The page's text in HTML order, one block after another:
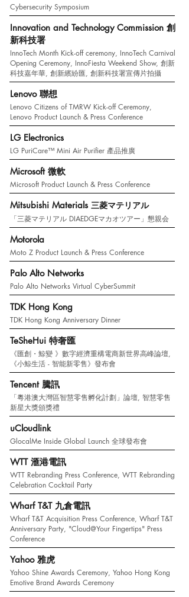
Cybersecurity Symposium
Innovation and Technology Commission 創
新科技署
InnoTech Month Kick-off ceremony, InnoTech Carnival
Opening Ceremony, InnoFiesta Weekend Show, 創新
科技嘉年華, 創新繽紛匯, 創新科技署宣傳片拍攝
Lenovo 聯想
Lenovo Citizens of TMRW Kick-off Ceremony,
Lenovo Product Launch & Press Conference
LG Electronics
LG PuriCare™ Mini Air Purifier 產品推廣
Microsoft 微軟
Microsoft Product Launch & Press Conference
Mitsubishi Materials 三菱マテリアル
「三菱マテリアル DIAEDGEマカオツアー」懇親会
Motorola
Moto Z Product Launch & Press Conference
Palo Alto Networks
Palo Alto Networks Virtual CyberSummit
TDK Hong Kong
TDK Hong Kong Anniversary Dinner
TeSheHui 特奢匯
《匯創・鯨變 》數字經濟重構電商新世界高峰論壇,
《小鯨生活 - 智能新零售》發布會
Tencent 騰訊
「粵港澳大灣區智慧零售孵化計劃」論壇, 智慧零售
新星大獎頒獎禮
uCloudlink
GlocalMe Inside Global Launch 全球發布會
WTT 滙港電訊
WTT Rebranding Press Conference, WTT Rebranding
Celebration Cocktail Party
Wharf T&T 九倉電訊
Wharf T&T Acquisition Press Conference, Wharf T&T
Anniversary Party, "Cloud@Your Fingertips" Press
Conference
Yahoo 雅虎
Yahoo Shine Awards Ceremony, Yahoo Hong Kong
Emotive Brand Awards Ceremony